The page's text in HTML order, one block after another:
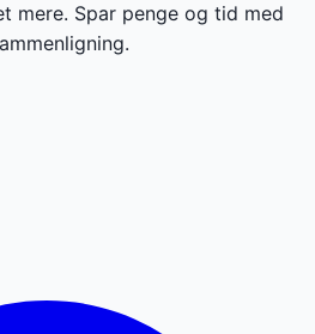
mere. Spar penge og tid med